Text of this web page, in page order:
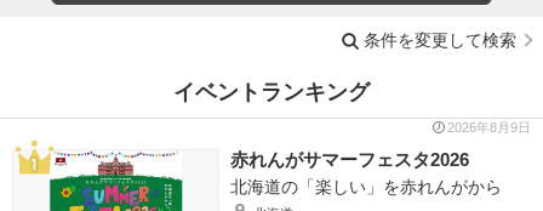
条件を変更して検索
イベントランキング
2026年8月9日
赤れんがサマーフェスタ2026
北海道の「楽しい」を赤れんがから